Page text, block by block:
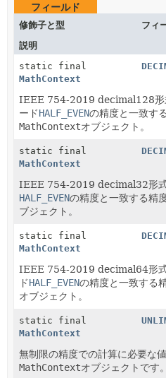
フィールド
修飾子と型
フィ
説明
static final
MathContext
IEEE 754-2019 decimal128形
ードHALF_EVENの精度と一致す
MathContextオブジェクト。
static final
MathContext
IEEE 754-2019 decimal32形式
HALF_EVENの精度と一致する精
ブジェクト。
static final
MathContext
IEEE 754-2019 decimal64形
ドHALF_EVENの精度と一致する
オブジェクト。
static final
MathContext
無制限の精度での計算に必要な
MathContextオブジェクトです。